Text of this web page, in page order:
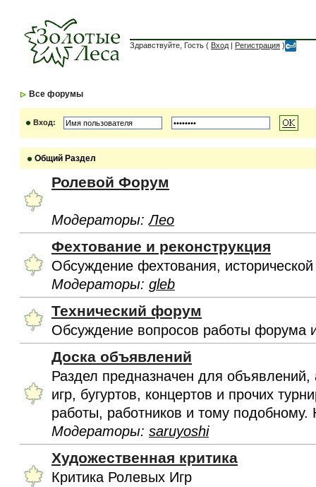
Здравствуйте, Гость ( Вход | Регистрация )
Все форумы
Вход:
Общий Раздел
Ролевой Форум
Модераторы:Лео
Фехтование и реконструкция
Обсуждение фехтования,
Модераторы: gleb
Технический форум
Обсуждение вопросов работы форума
Доска объявлений
Раздел предназначен для
игр, бугуртов, концертов и прочих
работы, работников и тому подобному.
Модераторы: saruyoshi
Художественная критика
Критика Ролевых Игр